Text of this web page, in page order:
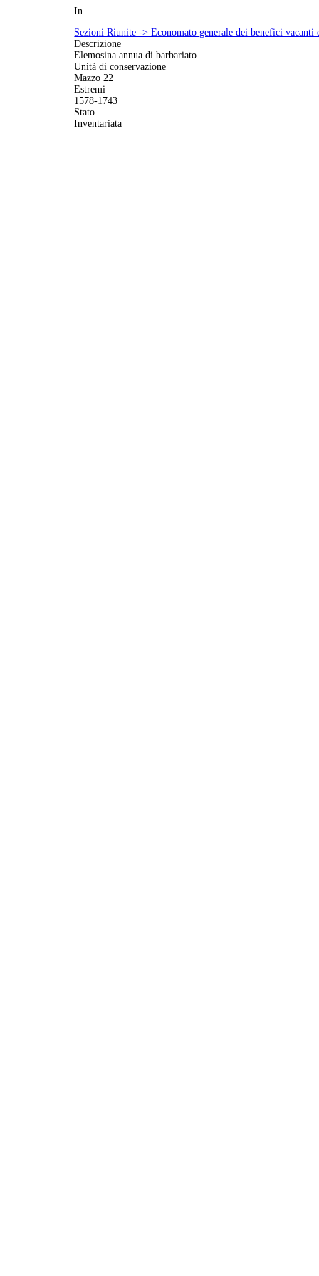
In
Sezioni Riunite -> Economato generale dei benefici
Descrizione
Elemosina annua di barbariato
Unità di conservazione
Mazzo 22
Estremi
1578-1743
Stato
Inventariata